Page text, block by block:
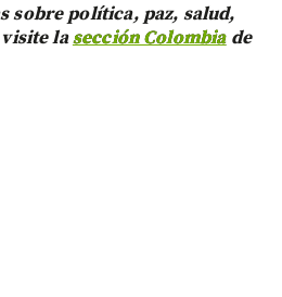
sobre política, paz, salud,
lasección Colombiade